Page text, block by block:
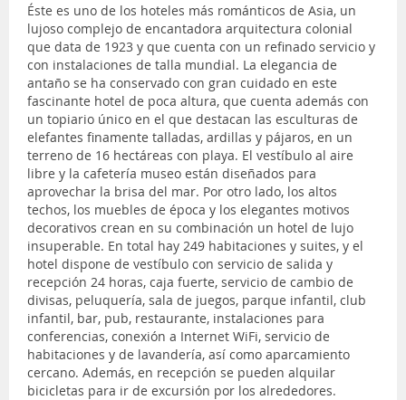
Éste es uno de los hoteles más románticos de Asia, un
lujoso complejo de encantadora arquitectura colonial
que data de 1923 y que cuenta con un refinado servicio y
con instalaciones de talla mundial. La elegancia de
antaño se ha conservado con gran cuidado en este
fascinante hotel de poca altura, que cuenta además con
un topiario único en el que destacan las esculturas de
elefantes finamente talladas, ardillas y pájaros, en un
terreno de 16 hectáreas con playa. El vestíbulo al aire
libre y la cafetería museo están diseñados para
aprovechar la brisa del mar. Por otro lado, los altos
techos, los muebles de época y los elegantes motivos
decorativos crean en su combinación un hotel de lujo
insuperable. En total hay 249 habitaciones y suites, y el
hotel dispone de vestíbulo con servicio de salida y
recepción 24 horas, caja fuerte, servicio de cambio de
divisas, peluquería, sala de juegos, parque infantil, club
infantil, bar, pub, restaurante, instalaciones para
conferencias, conexión a Internet WiFi, servicio de
habitaciones y de lavandería, así como aparcamiento
cercano. Además, en recepción se pueden alquilar
bicicletas para ir de excursión por los alrededores.